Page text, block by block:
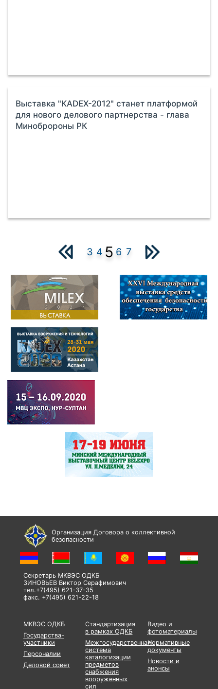
Выставка "KADEX-2012" станет платформой
для нового делового партнерства - глава
Минобророны РК
3 4 5 6 7
Организация Договора о коллективной
безопасности
Секретарь МКВЭС ОДКБ
ЗИНОВЬЕВ Виктор Серафимович
тел.+7(495) 621-37-35
факс. +7(495) 621-22-18
МКВЭС ОДКБ
Государства-
участники
Персоналии
Деловой совет
Стандартизация
в рамках ОДКБ
Межгосударственная
система
каталогизации
предметов
снабжения
вооруженных
сил
Видео и
фотоматериалы
Нормативные
документы
Новости и
анонсы